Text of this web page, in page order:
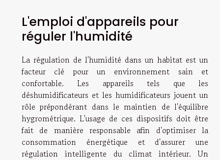
L'emploi d'appareils pour
réguler l'humidité
La régulation de l'humidité dans un habitat est un
facteur clé pour un environnement sain et
confortable. Les appareils tels que les
déshumidificateurs et les humidificateurs jouent un
rôle prépondérant dans le maintien de l'équilibre
hygrométrique. L'usage de ces dispositifs doit être
fait de manière responsable afin d'optimiser la
consommation énergétique et d'assurer une
régulation intelligente du climat intérieur. Un